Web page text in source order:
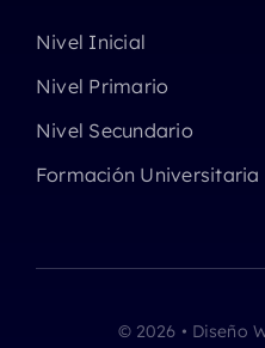
Nivel Inicial
Nivel Primario
Nivel Secundario
Formación Universitaria
© 2026 • Diseño